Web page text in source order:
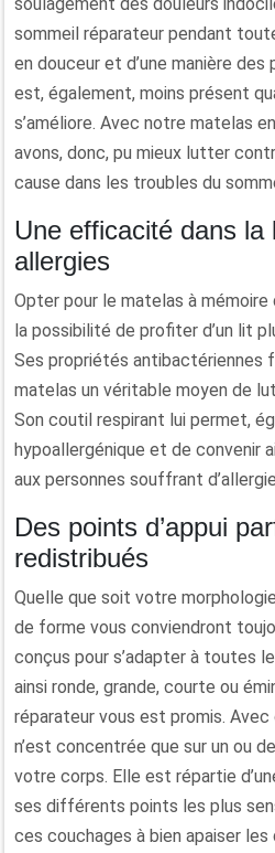
soulagement des douleurs
sommeil réparateur pendant
en douceur et d’une manière
est, également, moins présent
s’améliore. Avec notre matelas
avons, donc, pu mieux lutter
cause dans les troubles du
Une efficacité dans la
allergies
Opter pour le matelas à mémoire
la possibilité de profiter d’un lit
Ses propriétés antibactériennes
matelas un véritable moyen de
Son coutil respirant lui permet,
hypoallergénique et de convenir
aux personnes souffrant
Des points d’appui
redistribués
Quelle que soit votre
de forme vous conviendront
conçus pour s’adapter à toutes
ainsi ronde, grande, courte ou
réparateur vous est promis.
n’est concentrée que sur un ou
votre corps. Elle est répartie
ses différents points les plus
ces couchages à bien apaiser les